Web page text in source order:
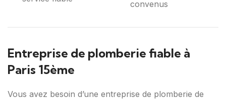
convenus
Entreprise de plomberie fiable à
Paris 15ème
Vous avez besoin d’une entreprise de plomberie de